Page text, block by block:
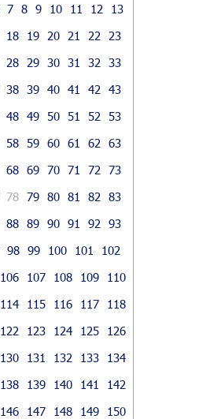
7 8 9 10 11 12
13
18 19 20 21 22
23
28 29 30 31 32
33
38 39 40 41 42
43
48 49 50 51 52
53
58 59 60 61 62
63
68 69 70 71 72
73
78 79 80 81 82
83
88 89 90 91 92
93
98 99 100 101
102
106 107 108 109
110
114 115 116 117
118
122 123 124 125
126
130 131 132 133
134
138 139 140 141
142
146 147 148 149
150